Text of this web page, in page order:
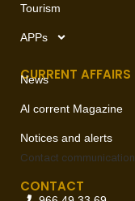
Tourism
APPs
CURRENT AFFAIRS
News
Al corrent Magazine
Notices and alerts
Contact communication
CONTACT